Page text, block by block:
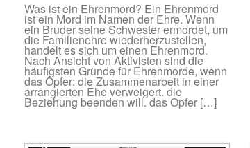
Was ist ein Ehrenmord? Ein Ehrenmord
ist ein Mord im Namen der Ehre. Wenn
ein Bruder seine Schwester ermordet, um
die Familienehre wiederherzustellen,
handelt es sich um einen Ehrenmord.
Nach Ansicht von Aktivisten sind die
häufigsten Gründe für Ehrenmorde, wenn
das Opfer: die Zusammenarbeit in einer
arrangierten Ehe verweigert. die
Beziehung beenden will. das Opfer […]